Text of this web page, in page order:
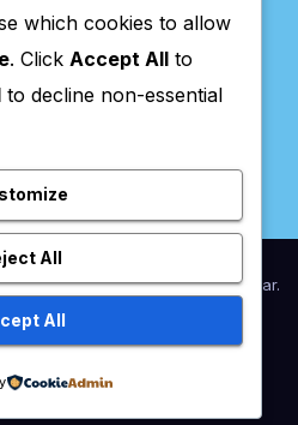
Online
|Theme:NewsupbyThemeansar.
Estatuto EditorialFicha Técnica
Utilidades
which cookies to allow
. Click Accept All to
to decline non-essential
All
All